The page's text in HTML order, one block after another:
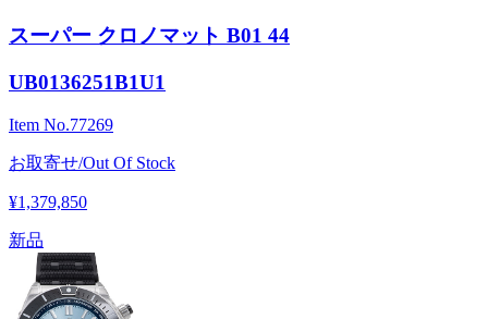
スーパー クロノマット B01 44
UB0136251B1U1
Item No.77269
お取寄せ/Out Of Stock
¥1,379,850
新品